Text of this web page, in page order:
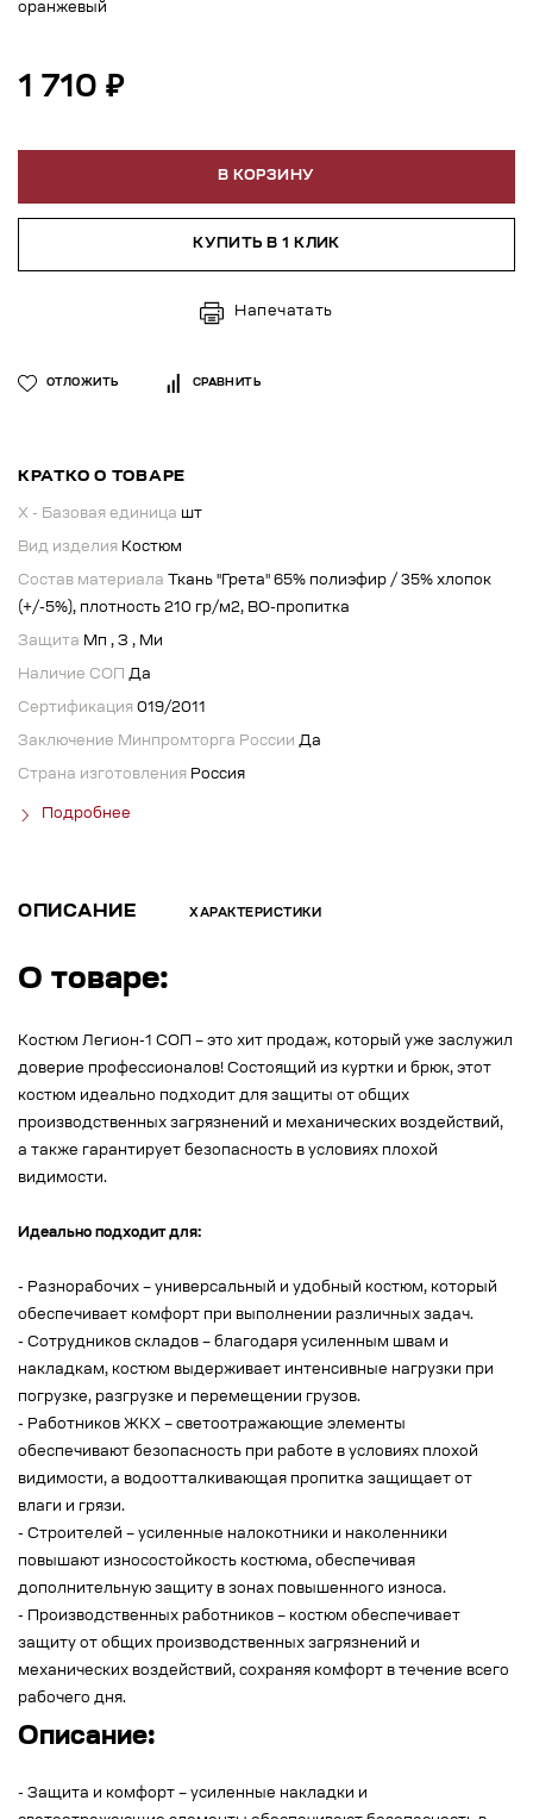
оранжевый
1 710 ₽
В КОРЗИНУ
КУПИТЬ В 1 КЛИК
Напечатать
ОТЛОЖИТЬ СРАВНИТЬ
КРАТКО О ТОВАРЕ
X - Базовая единица шт
Вид изделия Костюм
Состав материала
Ткань "Грета" 65% полиэфир / 35% хлопок
(+/-5%), плотность 210 гр/м2, ВО-пропитка
Защита Мп , З , Ми
Наличие СОП Да
Сертификация 019/2011
Заключение Минпромторга России Да
Страна изготовления Россия
Подробнее
ОПИСАНИЕ ХАРАКТЕРИСТИКИ
О товаре:
Костюм Легион-1 СОП – это хит продаж, который уже заслужил
доверие профессионалов! Состоящий из куртки и брюк, этот
костюм идеально подходит для защиты от общих
производственных загрязнений и механических воздействий,
а также гарантирует безопасность в условиях плохой
видимости.
Идеально подходит для:
- Разнорабочих – универсальный и удобный костюм, который
обеспечивает комфорт при выполнении различных задач.
- Сотрудников складов – благодаря усиленным швам и
накладкам, костюм выдерживает интенсивные нагрузки при
погрузке, разгрузке и перемещении грузов.
- Работников ЖКХ – светоотражающие элементы
обеспечивают безопасность при работе в условиях плохой
видимости, а водоотталкивающая пропитка защищает от
влаги и грязи.
- Строителей – усиленные налокотники и наколенники
повышают износостойкость костюма, обеспечивая
дополнительную защиту в зонах повышенного износа.
- Производственных работников – костюм обеспечивает
защиту от общих производственных загрязнений и
механических воздействий, сохраняя комфорт в течение всего
рабочего дня.
Описание:
- Защита и комфорт – усиленные накладки и